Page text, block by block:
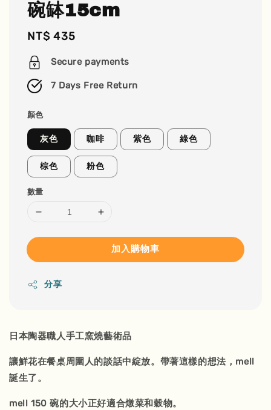
碗缽15cm
Regular
price
NT$ 435
Secure payments
7 Days Free Return
顏色
灰色 咖啡 紫色 綠色
棕色 粉色
數量
加入購物車
分享
日本陶器職人手工窯燒藝術品
讓鮮花在餐桌周圍人的談話中綻放。帶著這樣的想法，mell
誕生了。
mell 150 碗的大小正好適合燉菜和穀物。